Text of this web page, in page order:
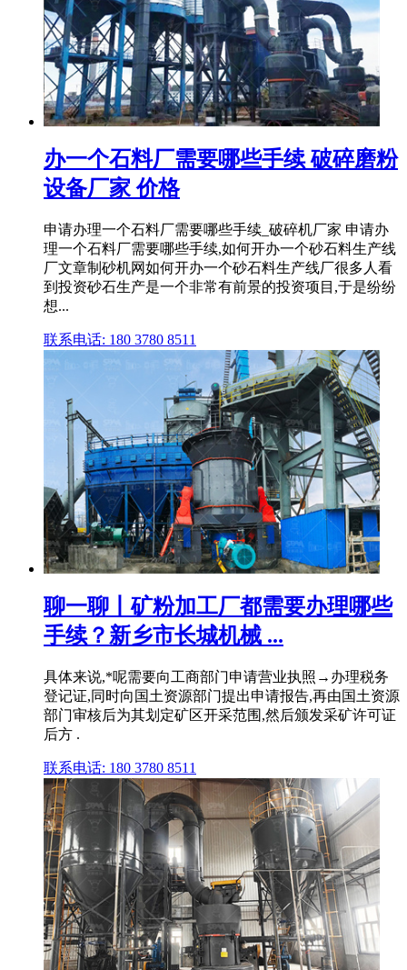
办一个石料厂需要哪些手续 破碎磨粉
设备厂家 价格
申请办理一个石料厂需要哪些手续_破碎机厂家 申请办
理一个石料厂需要哪些手续,如何开办一个砂石料生产线
厂文章制砂机网如何开办一个砂石料生产线厂很多人看
到投资砂石生产是一个非常有前景的投资项目,于是纷纷
想...
联系电话: 180 3780 8511
聊一聊丨矿粉加工厂都需要办理哪些
手续？新乡市长城机械 ...
具体来说,*呢需要向工商部门申请营业执照→办理税务
登记证,同时向国土资源部门提出申请报告,再由国土资源
部门审核后为其划定矿区开采范围,然后颁发采矿许可证
后方 .
联系电话: 180 3780 8511